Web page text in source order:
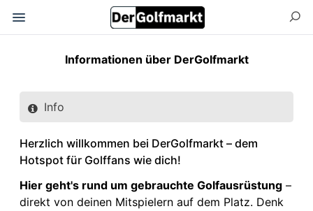
Informationen über DerGolfmarkt
Info
Herzlich willkommen bei DerGolfmarkt – dem
Hotspot für Golffans wie dich!
Hier geht's rund um gebrauchte Golfausrüstung –
direkt von deinen Mitspielern auf dem Platz. Denk